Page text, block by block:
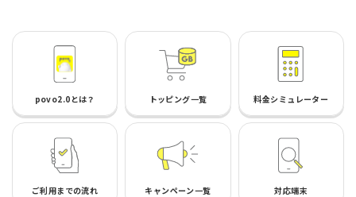
povo2.0とは？ トッピング一覧 料金シミュレーター
ご利用までの流れ キャンペーン一覧 対応端末